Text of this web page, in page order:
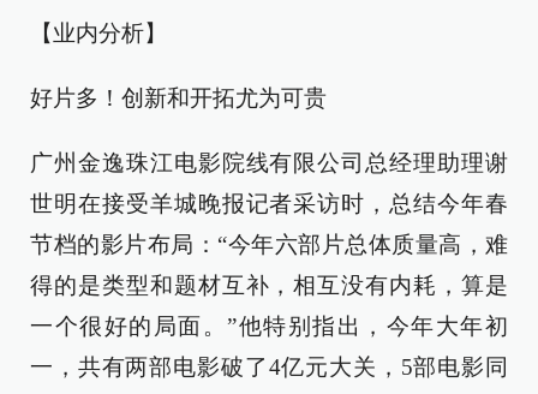
【业内分析】
好片多！创新和开拓尤为可贵
广州金逸珠江电影院线有限公司总经理助理谢
世明在接受羊城晚报记者采访时，总结今年春
节档的影片布局：“今年六部片总体质量高，难
得的是类型和题材互补，相互没有内耗，算是
一个很好的局面。”他特别指出，今年大年初
一，共有两部电影破了4亿元大关，5部电影同